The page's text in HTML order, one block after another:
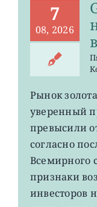
7
08, 2026
Рынок
уверенный
превысили
согласно
Всемирного
признаки
инвесторов